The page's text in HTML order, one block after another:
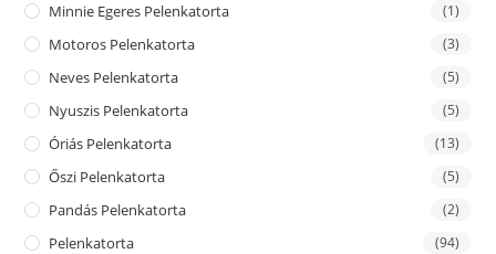
Minnie Egeres Pelenkatorta (1)
Motoros Pelenkatorta (3)
Neves Pelenkatorta (5)
Nyuszis Pelenkatorta (5)
Óriás Pelenkatorta (13)
Őszi Pelenkatorta (5)
Pandás Pelenkatorta (2)
Pelenkatorta (94)